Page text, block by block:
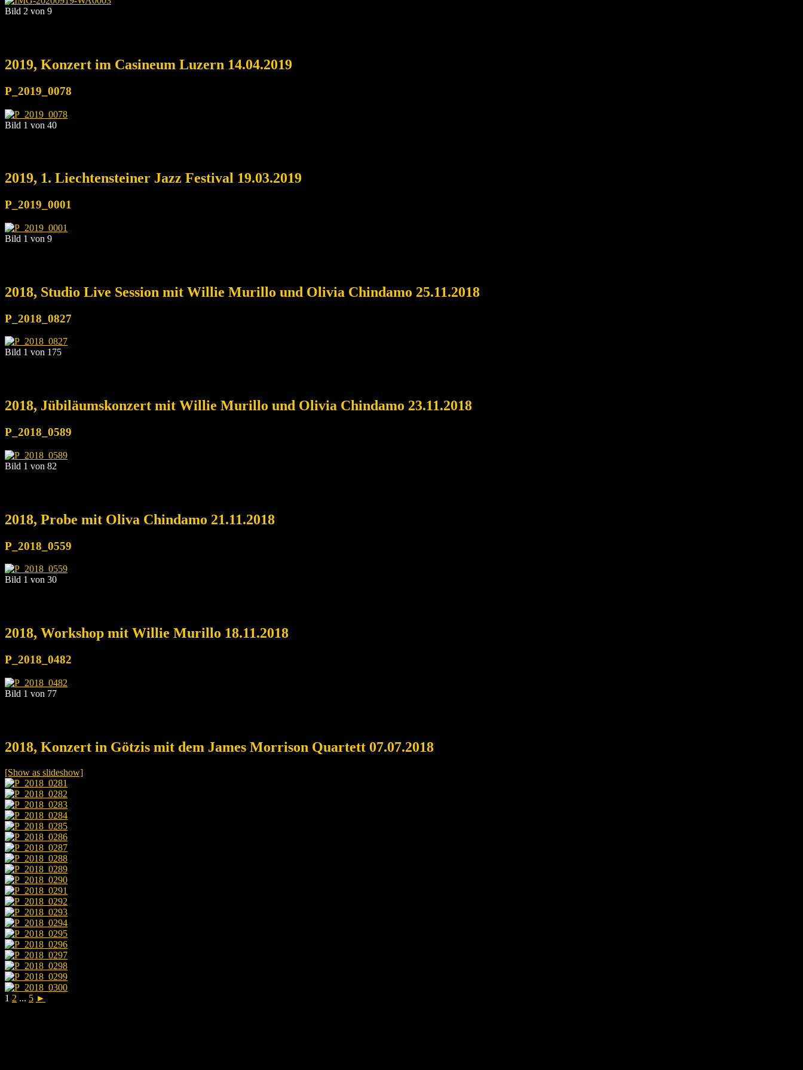
Bild 2 von 9
2019, Konzert im Casineum Luzern 14.04.2019
P_2019_0078
Bild 1 von 40
2019, 1. Liechtensteiner Jazz Festival 19.03.2019
P_2019_0001
Bild 1 von 9
2018, Studio Live Session mit Willie Murillo und Olivia Chindamo 25.11.2018
P_2018_0827
Bild 1 von 175
2018, Jübiläumskonzert mit Willie Murillo und Olivia Chindamo 23.11.2018
P_2018_0589
Bild 1 von 82
2018, Probe mit Oliva Chindamo 21.11.2018
P_2018_0559
Bild 1 von 30
2018, Workshop mit Willie Murillo 18.11.2018
P_2018_0482
Bild 1 von 77
2018, Konzert in Götzis mit dem James Morrison Quartett 07.07.2018
[Show as slideshow]
1 2 ... 5 ►